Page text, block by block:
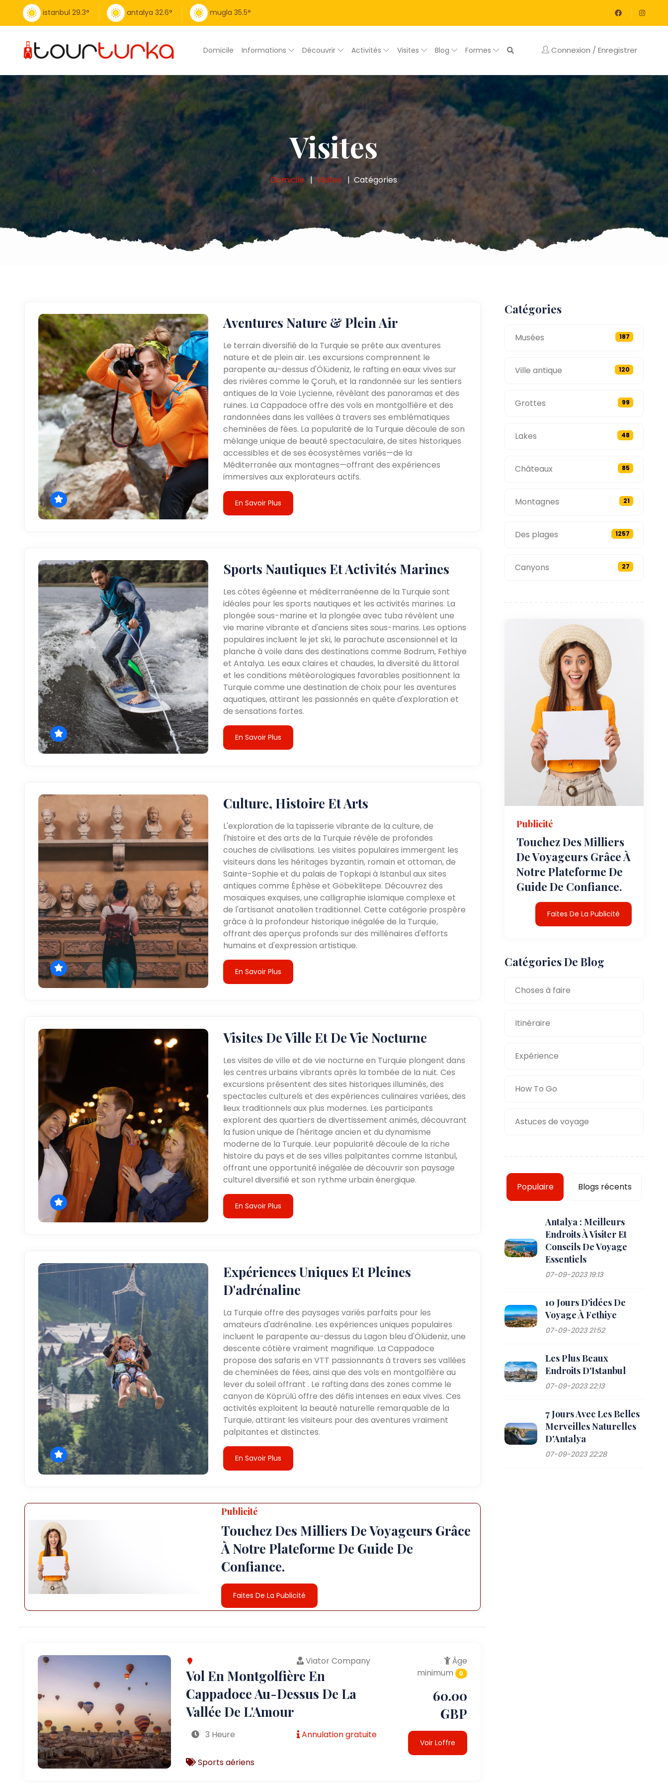
istanbul 29.3° antalya 32.6° mugla 35.5°
Domicile Informations Découvrir Activités Visites Blog Formes Connexion / Enregistrer
Visites
Domicile Visites Catégories
Aventures Nature & Plein Air
Le terrain diversifié de la Turquie se prête aux aventures
nature et de plein air. Les excursions comprennent le
parapente au-dessus d'Ölüdeniz, le rafting en eaux vives sur
des rivières comme le Çoruh, et la randonnée sur les sentiers
antiques de la Voie Lycienne, révélant des panoramas et des
ruines. La Cappadoce offre des vols en montgolfière et des
randonnées dans les vallées à travers ses emblématiques
cheminées de fées. La popularité de la Turquie découle de son
mélange unique de beauté spectaculaire, de sites historiques
accessibles et de ses écosystèmes variés—de la
Méditerranée aux montagnes—offrant des expériences
immersives aux explorateurs actifs.
En Savoir Plus
Sports Nautiques Et Activités Marines
Les côtes égéenne et méditerranéenne de la Turquie sont
idéales pour les sports nautiques et les activités marines. La
plongée sous-marine et la plongée avec tuba révèlent une
vie marine vibrante et d'anciens sites sous-marins. Les options
populaires incluent le jet ski, le parachute ascensionnel et la
planche à voile dans des destinations comme Bodrum, Fethiye
et Antalya. Les eaux claires et chaudes, la diversité du littoral
et les conditions météorologiques favorables positionnent la
Turquie comme une destination de choix pour les aventures
aquatiques, attirant les passionnés en quête d'exploration et
de sensations fortes.
En Savoir Plus
Culture, Histoire Et Arts
L'exploration de la tapisserie vibrante de la culture, de
l'histoire et des arts de la Turquie révèle de profondes
couches de civilisations. Les visites populaires immergent les
visiteurs dans les héritages byzantin, romain et ottoman, de
Sainte-Sophie et du palais de Topkapi à Istanbul aux sites
antiques comme Éphèse et Göbeklitepe. Découvrez des
mosaïques exquises, une calligraphie islamique complexe et
de l'artisanat anatolien traditionnel. Cette catégorie prospère
grâce à la profondeur historique inégalée de la Turquie,
offrant des aperçus profonds sur des millénaires d'efforts
humains et d'expression artistique.
En Savoir Plus
Visites De Ville Et De Vie Nocturne
Les visites de ville et de vie nocturne en Turquie plongent dans
les centres urbains vibrants après la tombée de la nuit. Ces
excursions présentent des sites historiques illuminés, des
spectacles culturels et des expériences culinaires variées, des
lieux traditionnels aux plus modernes. Les participants
explorent des quartiers de divertissement animés, découvrant
la fusion unique de l'héritage ancien et du dynamisme
moderne de la Turquie. Leur popularité découle de la riche
histoire du pays et de ses villes palpitantes comme Istanbul,
offrant une opportunité inégalée de découvrir son paysage
culturel diversifié et son rythme urbain énergique.
En Savoir Plus
Expériences Uniques Et Pleines
D'adrénaline
La Turquie offre des paysages variés parfaits pour les
amateurs d'adrénaline. Les expériences uniques populaires
incluent le parapente au-dessus du Lagon bleu d'Ölüdeniz, une
descente côtière vraiment magnifique. La Cappadoce
propose des safaris en VTT passionnants à travers ses vallées
de cheminées de fées, ainsi que des vols en montgolfière au
lever du soleil offrant . Le rafting dans des zones comme le
canyon de Köprülü offre des défis intenses en eaux vives. Ces
activités exploitent la beauté naturelle remarquable de la
Turquie, attirant les visiteurs pour des aventures vraiment
palpitantes et distinctes.
En Savoir Plus
Publicité
Touchez Des Milliers De Voyageurs Grâce
À Notre Plateforme De Guide De
Confiance.
Faites De La Publicité
Viator Company
Vol En Montgolfière En
Cappadoce Au-Dessus De La
Vallée De L'Amour
3 Heure Annulation gratuite
Sports aériens
Âge
minimum
0
60.00
GBP
Voir Loffre
Catégories
Musées 187
Ville antique 120
Grottes 99
Lakes 48
Châteaux 85
Montagnes 21
Des plages 1257
Canyons 27
Publicité
Touchez Des Milliers
De Voyageurs Grâce À
Notre Plateforme De
Guide De Confiance.
Faites De La Publicité
Catégories De Blog
Choses à faire
Itinéraire
Expérience
How To Go
Astuces de voyage
Populaire Blogs récents
Antalya : Meilleurs
Endroits À Visiter Et
Conseils De Voyage
Essentiels
07-09-2023 19:13
10 Jours D'idées De
Voyage À Fethiye
07-09-2023 21:52
Les Plus Beaux
Endroits D'Istanbul
07-09-2023 22:13
7 Jours Avec Les Belles
Merveilles Naturelles
D'Antalya
07-09-2023 22:28